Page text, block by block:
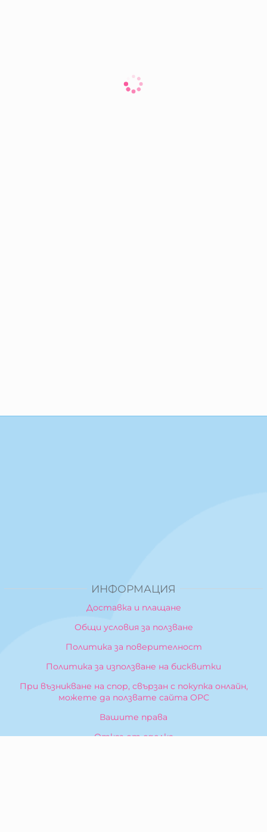
ИНФОРМАЦИЯ
Доставка и плащане
Общи условия за ползване
Политика за поверителност
Политика за използване на бисквитки
При възникване на спор, свързан с покупка онлайн,
можете да ползвате сайта ОРС
Вашите права
Отказ от сделка